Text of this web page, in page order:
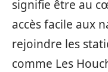
signifie être au
accès facile aux
rejoindre les
comme Les